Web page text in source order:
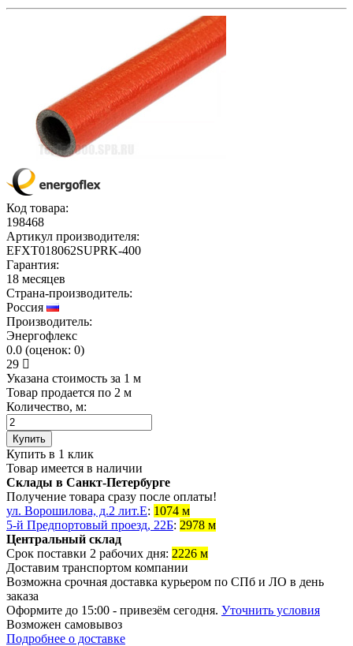
Код товара:
198468
Артикул производителя:
EFXT018062SUPRK-400
Гарантия:
18 месяцев
Страна-производитель:
Россия
Производитель:
Энергофлекс
0.0 (оценок: 0)
29
Указана стоимость за 1 м
Товар продается по 2 м
Количество, м:
Купить
Купить в 1 клик
Товар имеется в наличии
Склады в Санкт-Петербурге
Получение товара сразу после оплаты!
ул. Ворошилова, д.2 лит.Е: 1074 м
5-й Предпортовый проезд, 22Б: 2978 м
Центральный склад
Срок поставки 2 рабочих дня: 2226 м
Доставим транспортом компании
Возможна срочная доставка курьером по СПб и ЛО в день
заказа
Оформите до 15:00 - привезём сегодня. Уточнить условия
Возможен самовывоз
Подробнее о доставке